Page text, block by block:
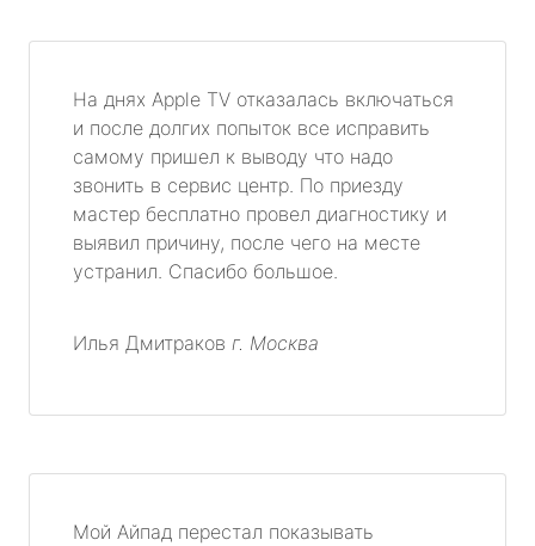
На днях Apple TV отказалась включаться
и после долгих попыток все исправить
самому пришел к выводу что надо
звонить в сервис центр. По приезду
мастер бесплатно провел диагностику и
выявил причину, после чего на месте
устранил. Спасибо большое.
Илья Дмитраков г. Москва
Мой Айпад перестал показывать